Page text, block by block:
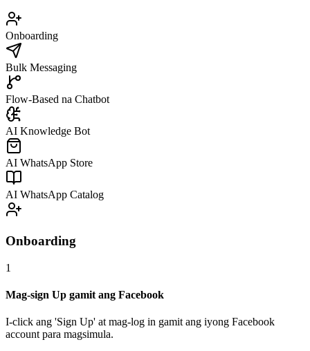
Onboarding
Bulk Messaging
Flow-Based na Chatbot
AI Knowledge Bot
AI WhatsApp Store
AI WhatsApp Catalog
Onboarding
1
Mag-sign Up gamit ang Facebook
I-click ang 'Sign Up' at mag-log in gamit ang iyong Facebook
account para magsimula.